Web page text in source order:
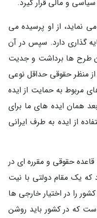
و مالی قرار گیرد.
نماید، از او پرسیده می
گذاری دارد. سپس در آن
طرح ها برداشت و جدیت
منظر حقوقی حداقل نوعی
مربوط به حمایت از ایده
همان ایده های ما برای
از ایده به طرف ایرانی
حقوقی و مقرره ای در
که یک مقام دولتی با نیت
را در اختیار خارجی ها
است که در کشور باید روشن